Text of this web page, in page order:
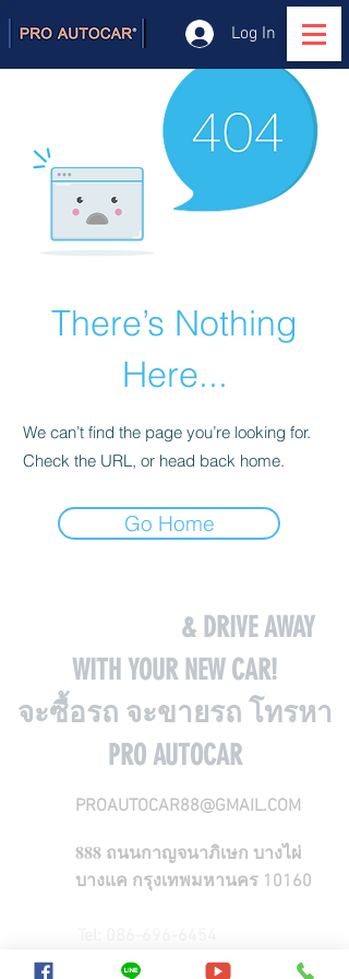
Log In
There’s Nothing
Here...
We can’t find the page you’re looking for.
Check the URL, or head back home.
Go Home
& DRIVE AWAY
WITH YOUR NEW CAR!
จะซื้อรถ จะขายรถ โทรหา
PRO AUTOCAR
PROAUTOCAR88@GMAIL.COM
888 ถนนกาญจนาภิเษก บางไผ่
บางแค กรุงเทพมหานคร 10160